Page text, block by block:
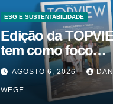
ESG E SUSTENTABILIDADE
Edição da
tem como foco
inovação,
ESG
AGOSTO 6, 2026
WEGE